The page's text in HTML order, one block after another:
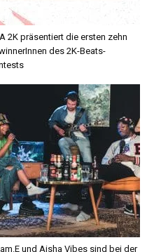
2K präsentiert die ersten zehn
des 2K-Beats-
und Aisha Vibes sind bei der